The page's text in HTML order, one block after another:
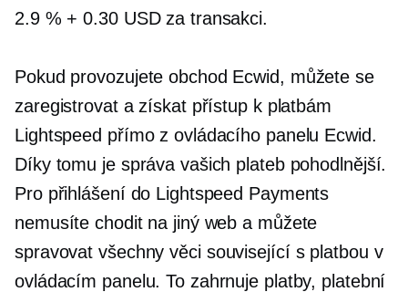
2.9 % + 0.30 USD za transakci.
Pokud provozujete obchod Ecwid, můžete se
zaregistrovat a získat přístup k platbám
Lightspeed přímo z ovládacího panelu Ecwid.
Díky tomu je správa vašich plateb pohodlnější.
Pro přihlášení do Lightspeed Payments
nemusíte chodit na jiný web a můžete
spravovat všechny věci související s platbou v
ovládacím panelu. To zahrnuje platby, platební